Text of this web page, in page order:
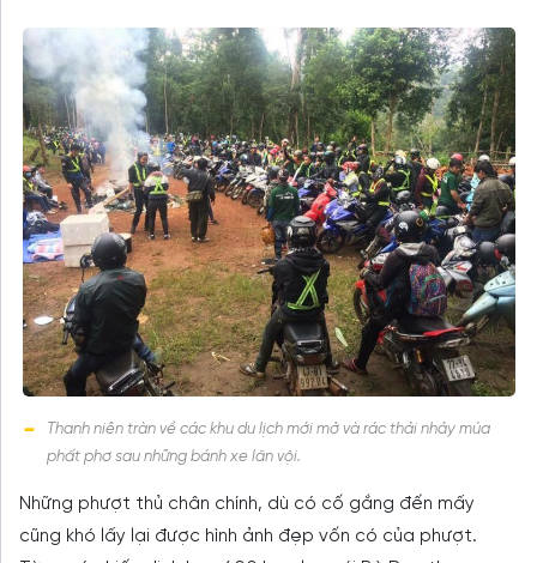
Thanh niên tràn về các khu du lịch mới mở và rác thải nhảy múa
phất phơ sau những bánh xe lăn vội.
Những phượt thủ chân chính, dù có cố gắng đến mấy
cũng khó lấy lại được hình ảnh đẹp vốn có của phượt.